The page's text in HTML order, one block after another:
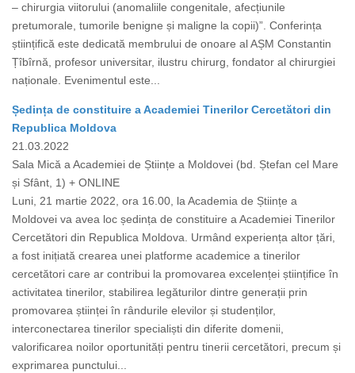
– chirurgia viitorului (anomaliile congenitale, afecțiunile
pretumorale, tumorile benigne și maligne la copii)”. Conferința
științifică este dedicată membrului de onoare al AȘM Constantin
Țîbîrnă, profesor universitar, ilustru chirurg, fondator al chirurgiei
naționale. Evenimentul este...
Ședința de constituire a Academiei Tinerilor Cercetători din
Republica Moldova
21.03.2022
Sala Mică a Academiei de Științe a Moldovei (bd. Ștefan cel Mare
și Sfânt, 1) + ONLINE
Luni, 21 martie 2022, ora 16.00, la Academia de Științe a
Moldovei va avea loc ședința de constituire a Academiei Tinerilor
Cercetători din Republica Moldova. Urmând experiența altor țări,
a fost inițiată crearea unei platforme academice a tinerilor
cercetători care ar contribui la promovarea excelenței științifice în
activitatea tinerilor, stabilirea legăturilor dintre generații prin
promovarea științei în rândurile elevilor și studenților,
interconectarea tinerilor specialiști din diferite domenii,
valorificarea noilor oportunități pentru tinerii cercetători, precum și
exprimarea punctului...